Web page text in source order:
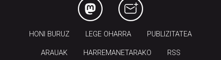
HONI BURUZ LEGE OHARRA PUBLIZITATEA
ARAUAK HARREMANETARAKO RSS